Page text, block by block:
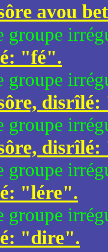
avou
groupe
"fé".
groupe
groupe
groupe
"lére".
groupe
"dire".